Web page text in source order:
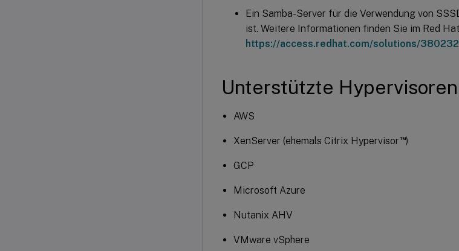
Ein Samba-Server für die Verwendung von
ist. Weitere Informationen finden Sie im Red
https://access.redhat.com/solutions/
Unterstützte Hypervisoren
AWS
XenServer (ehemals Citrix Hypervisor™)
GCP
Microsoft Azure
Nutanix AHV
VMware vSphere